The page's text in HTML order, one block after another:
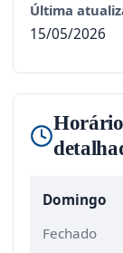
Última
15/05/2026
Domingo
Fechado